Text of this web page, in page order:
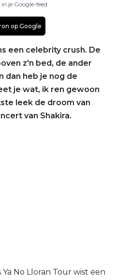
je Google-feed
op Google
een celebrity crush. De
z'n bed, de ander
dan heb je nog de
je wat, ik ren gewoon
leek de droom van
van Shakira.
No Lloran Tour wist een